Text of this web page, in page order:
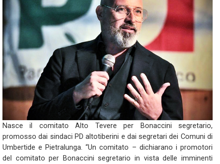
Nasce il comitato Alto Tevere per Bonaccini segretario,
promosso dai sindaci PD altotiberini e dai segretari dei Comuni di
Umbertide e Pietralunga. “Un comitato – dichiarano i promotori
del comitato per Bonaccini segretario in vista delle imminenti